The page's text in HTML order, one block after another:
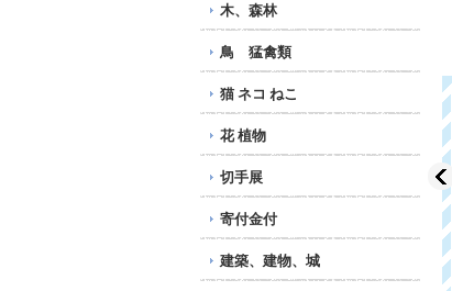
木、森林
鳥 猛禽類
猫 ネコ ねこ
花 植物
切手展
寄付金付
建築、建物、城